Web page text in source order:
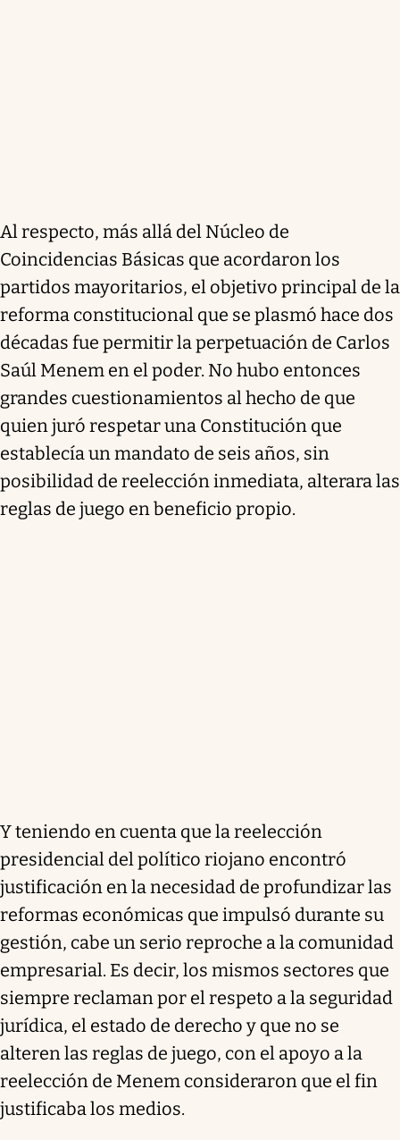
Al respecto, más allá del Núcleo de
Coincidencias Básicas que acordaron los
partidos mayoritarios, el objetivo principal de la
reforma constitucional que se plasmó hace dos
décadas fue permitir la perpetuación de Carlos
Saúl Menem en el poder. No hubo entonces
grandes cuestionamientos al hecho de que
quien juró respetar una Constitución que
establecía un mandato de seis años, sin
posibilidad de reelección inmediata, alterara las
reglas de juego en beneficio propio.
Y teniendo en cuenta que la reelección
presidencial del político riojano encontró
justificación en la necesidad de profundizar las
reformas económicas que impulsó durante su
gestión, cabe un serio reproche a la comunidad
empresarial. Es decir, los mismos sectores que
siempre reclaman por el respeto a la seguridad
jurídica, el estado de derecho y que no se
alteren las reglas de juego, con el apoyo a la
reelección de Menem consideraron que el fin
justificaba los medios.